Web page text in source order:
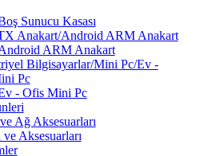
Sunucu Kasası
Anakart/Android ARM Anakart
ARM Anakart
Bilgisayarlar/Mini Pc/Ev -
Pc
- Ofis Mini Pc
Ağ Aksesuarları
Aksesuarları